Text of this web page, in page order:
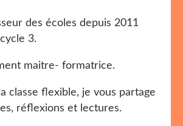
des écoles depuis 2011
3.
maitre- formatrice.
classe flexible, je vous partage
réflexions et lectures.